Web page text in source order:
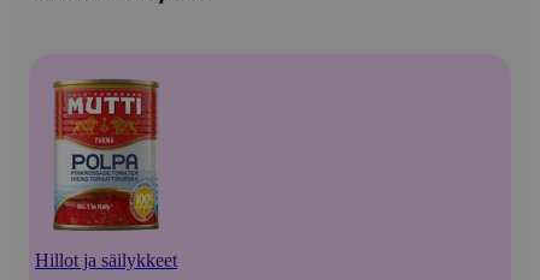
Hillot ja säilykkeet